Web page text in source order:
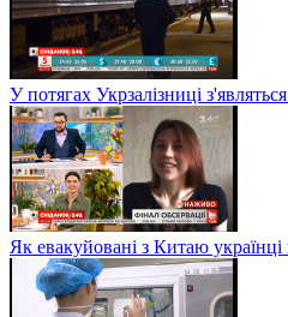
У потягах Укрзалізниці
Як евакуйовані з Китаю